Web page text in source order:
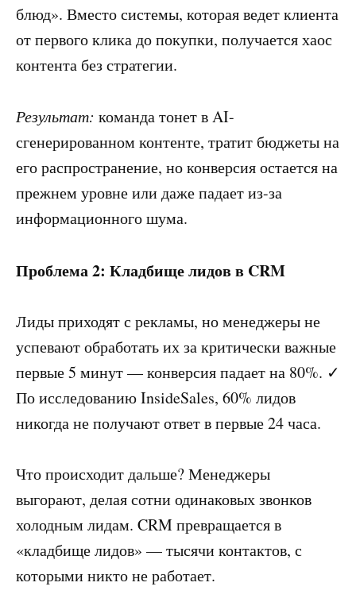
блюд». Вместо системы, которая ведет клиента
от первого клика до покупки, получается хаос
контента без стратегии.
Результат: команда тонет в AI-
сгенерированном контенте, тратит бюджеты на
его распространение, но конверсия остается на
прежнем уровне или даже падает из-за
информационного шума.
Проблема 2: Кладбище лидов в CRM
Лиды приходят с рекламы, но менеджеры не
успевают обработать их за критически важные
первые 5 минут — конверсия падает на 80%. ✓
По исследованию InsideSales, 60% лидов
никогда не получают ответ в первые 24 часа.
Что происходит дальше? Менеджеры
выгорают, делая сотни одинаковых звонков
холодным лидам. CRM превращается в
«кладбище лидов» — тысячи контактов, с
которыми никто не работает.